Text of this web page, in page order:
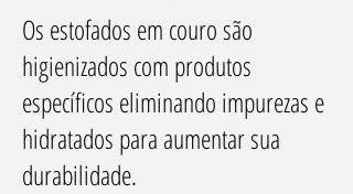
Os estofados em couro são
higienizados com produtos
específicos eliminando impurezas e
hidratados para aumentar sua
durabilidade.